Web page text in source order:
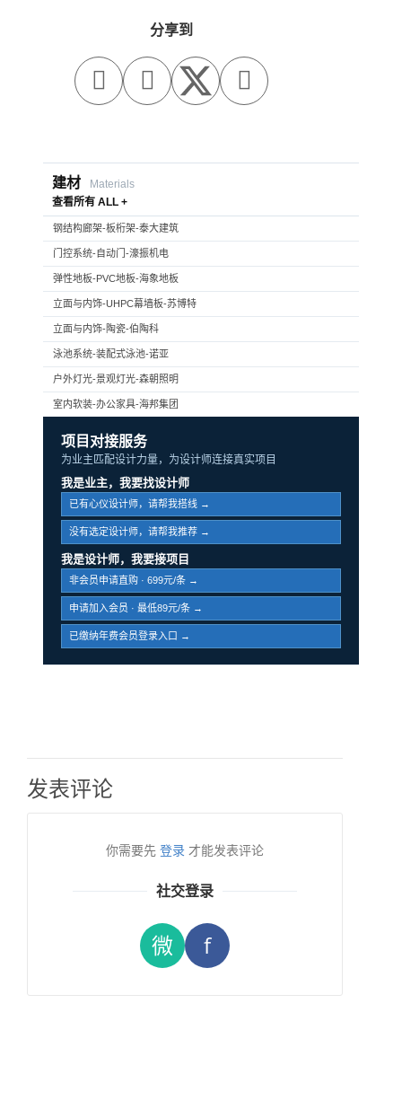
分享到
  
建材
Materials
查看所有 ALL +
钢结构廊架-板桁架-泰大建筑
门控系统-自动门-濠振机电
弹性地板-PVC地板-海象地板
立面与内饰-UHPC幕墙板-苏博特
立面与内饰-陶瓷-伯陶科
泳池系统-装配式泳池-诺亚
户外灯光-景观灯光-森朝照明
室内软装-办公家具-海邦集团
项目对接服务
为业主匹配设计力量，为设计师连接真实项目
我是业主，我要找设计师
已有心仪设计师，请帮我搭线 →
没有选定设计师，请帮我推荐 →
我是设计师，我要接项目
非会员申请直购 · 699元/条 →
申请加入会员 · 最低89元/条 →
已缴纳年费会员登录入口 →
发表评论
你需要先 登录 才能发表评论
社交登录
微 f